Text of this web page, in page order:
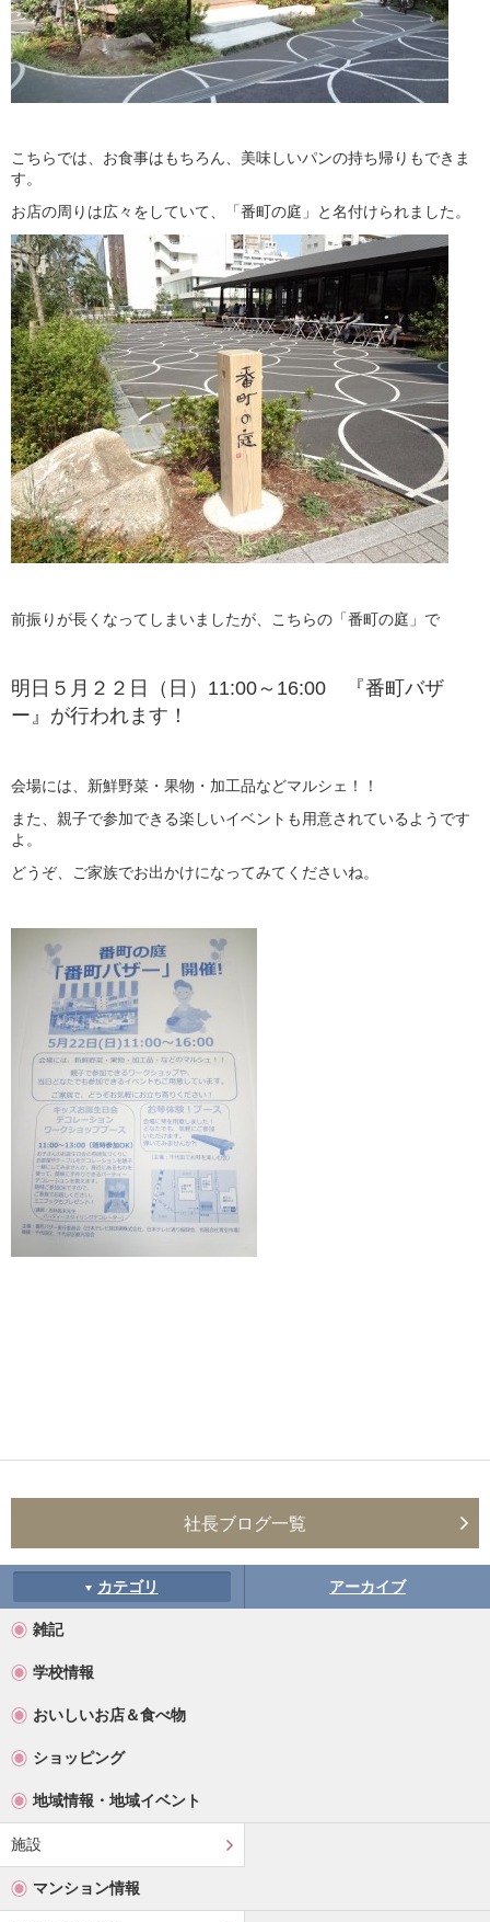
こちらでは、お食事はもちろん、美味しいパンの持ち帰りもできま
す。
お店の周りは広々をしていて、「番町の庭」と名付けられました。
前振りが長くなってしまいましたが、こちらの「番町の庭」で
明日５月２２日（日）11:00～16:00 『番町バザ
ー』が行われます！
会場には、新鮮野菜・果物・加工品などマルシェ！！
また、親子で参加できる楽しいイベントも用意されているようです
よ。
どうぞ、ご家族でお出かけになってみてくださいね。
社長ブログ一覧
カテゴリ アーカイブ
雑記
学校情報
おいしいお店＆食べ物
ショッピング
地域情報・地域イベント
施設
マンション情報